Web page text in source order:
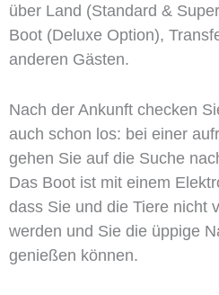
über Land (Standard &
Boot (Deluxe Option),
anderen Gästen.
Nach der Ankunft checken
auch schon los: bei einer
gehen Sie auf die Suche
Das Boot ist mit einem
dass Sie und die Tiere nicht
werden und Sie die üppige
genießen können.